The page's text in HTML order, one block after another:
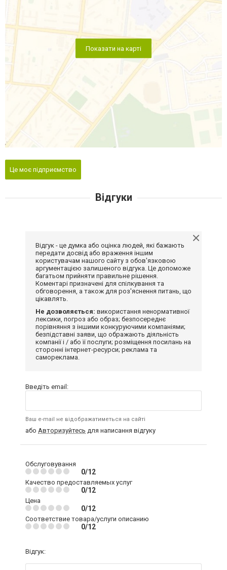
Показати на карті
Це моє підприємство
Відгуки
Відгук - це думка або оцінка людей, які бажають
передати досвід або враження іншим
користувачам нашого сайту з обов'язковою
аргументацією залишеного відгука. Це допоможе
багатьом прийняти правильне рішення.
Коментарі призначені для спілкування та
обговорення, а також для роз'яснення питань, що
цікавлять.
Не дозволяється: використання ненормативної
лексики, погроз або образ; безпосереднє
порівняння з іншими конкуруючими компаніями;
безпідставні заяви, що ображають діяльність
компанії і / або її послуги; розміщення посилань на
сторонні інтернет-ресурси; реклама та
самореклама.
Введіть email:
Ваш e-mail не відображатиметься на сайті
або Авторизуйтесь для написання відгуку
Обслуговування
0/12
Качество предоставляемых услуг
0/12
Цена
0/12
Соответствие товара/услуги описанию
0/12
Відгук: